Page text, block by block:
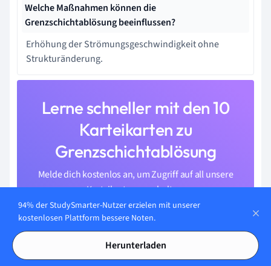
Welche Maßnahmen können die
Grenzschichtablösung beeinflussen?
Erhöhung der Strömungsgeschwindigkeit ohne
Strukturänderung.
Lerne schneller mit den 10
Karteikarten zu
Grenzschichtablösung
Melde dich kostenlos an, um Zugriff auf all unsere
Karteikarten zu erhalten.
94% der StudySmarter-Nutzer erzielen mit unserer
kostenlosen Plattform bessere Noten.
Herunterladen